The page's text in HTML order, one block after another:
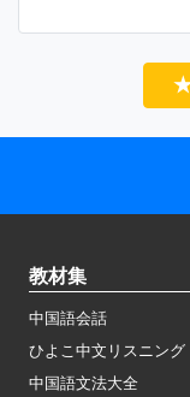
★
教材集
中国語会話
ひよこ中文リスニング
中国語文法大全